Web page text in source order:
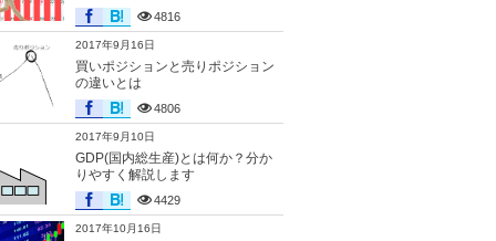
4816
2017年9月16日
買いポジションと売りポジション
の違いとは
4806
2017年9月10日
GDP(国内総生産)とは何か？分か
りやすく解説します
4429
2017年10月16日